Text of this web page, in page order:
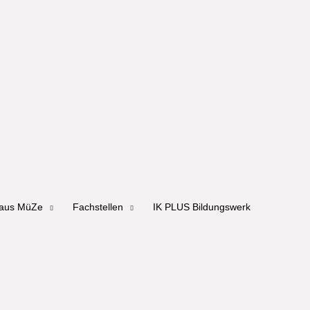
MüZe Fachstellen IK PLUS Bildungswerk